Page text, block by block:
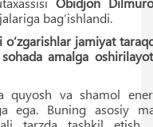
bag‘ishlandi.
o‘zgarishlar jamiyat
amalga
quyosh va shamol
ega. Buning asosiy